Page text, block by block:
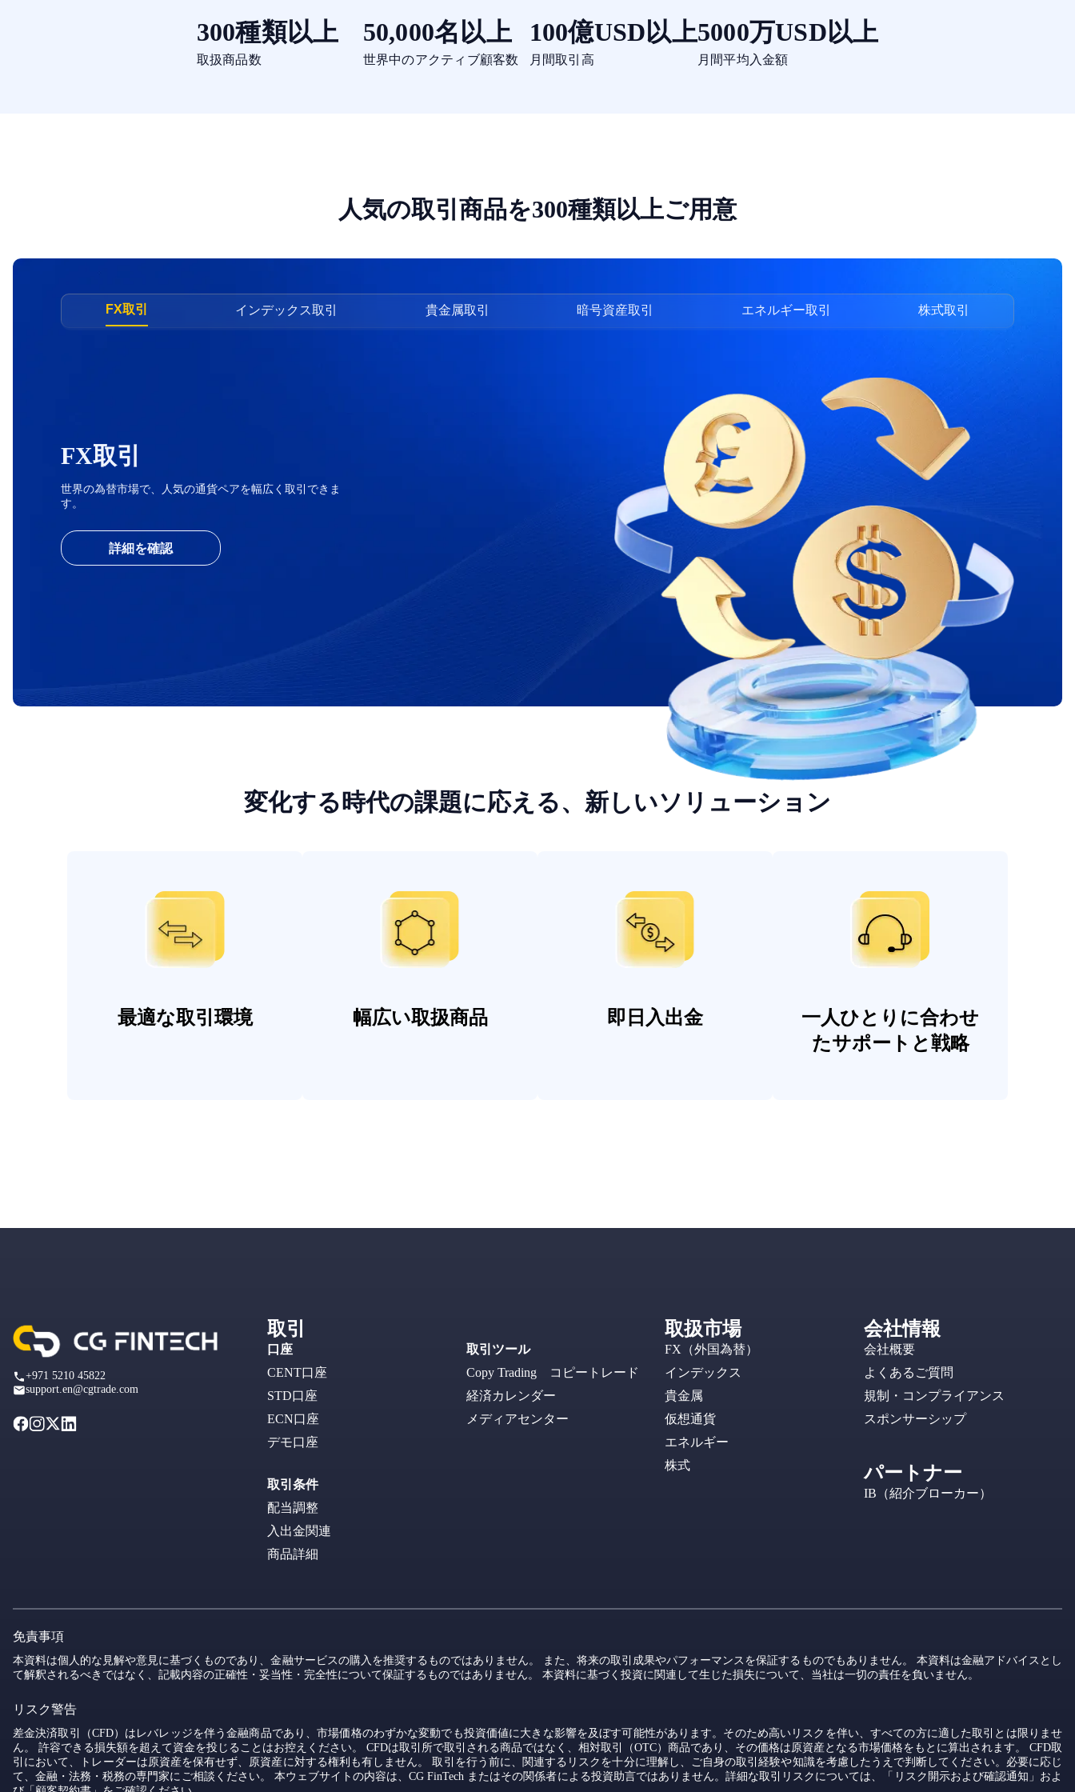
300種類以上
取扱商品数
50,000名以上
世界中のアクティブ顧客数
100億USD以上
月間取引高
5000万USD以上
月間平均入金額
人気の取引商品を300種類以上ご用意
FX取引 インデックス取引 貴金属取引 暗号資産取引 エネルギー取引 株式取引
FX取引
世界の為替市場で、人気の通貨ペアを幅広く取引できま
す。
詳細を確認
変化する時代の課題に応える、新しいソリューション
最適な取引環境 幅広い取扱商品 即日入出金
一人ひとりに合わせ
たサポートと戦略
+971 5210 45822
support.en@cgtrade.com
取引
口座
CENT口座
STD口座
ECN口座
デモ口座
取引条件
配当調整
入出金関連
商品詳細
取引ツール
Copy Trading コピートレード
経済カレンダー
メディアセンター
取扱市場
FX（外国為替）
インデックス
貴金属
仮想通貨
エネルギー
株式
会社情報
会社概要
よくあるご質問
規制・コンプライアンス
スポンサーシップ
パートナー
IB（紹介ブローカー）
免責事項
本資料は個人的な見解や意見に基づくものであり、金融サービスの購入を推奨するものではありません。 また、将来の取引成果やパフォーマンスを保証するものでもありません。 本資料は金融アドバイスとし
て解釈されるべきではなく、記載内容の正確性・妥当性・完全性について保証するものではありません。 本資料に基づく投資に関連して生じた損失について、当社は一切の責任を負いません。
リスク警告
差金決済取引（CFD）はレバレッジを伴う金融商品であり、市場価格のわずかな変動でも投資価値に大きな影響を及ぼす可能性があります。そのため高いリスクを伴い、すべての方に適した取引とは限りませ
ん。 許容できる損失額を超えて資金を投じることはお控えください。 CFDは取引所で取引される商品ではなく、相対取引（OTC）商品であり、その価格は原資産となる市場価格をもとに算出されます。 CFD取
引において、トレーダーは原資産を保有せず、原資産に対する権利も有しません。 取引を行う前に、関連するリスクを十分に理解し、ご自身の取引経験や知識を考慮したうえで判断してください。必要に応じ
て、金融・法務・税務の専門家にご相談ください。 本ウェブサイトの内容は、CG FinTech またはその関係者による投資助言ではありません。詳細な取引リスクについては、「リスク開示および確認通知」およ